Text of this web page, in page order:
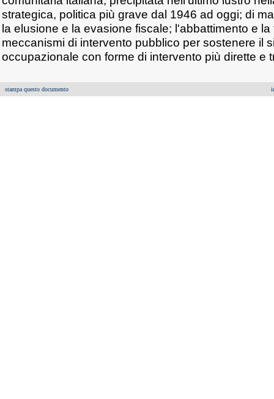
strategica, politica più grave dal 1946 ad oggi; di
la elusione e la evasione fiscale; l'abbattimento e
meccanismi di intervento pubblico per sostenere il
occupazionale con forme di intervento più dirette e
stampa questo documento